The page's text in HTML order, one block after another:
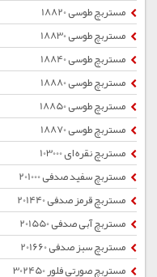
مستربچ طوسی 18820
مستربچ طوسی 18830
مستربچ طوسی 18840
مستربچ طوسی 18880
مستربچ طوسی 18850
مستربچ طوسی 18870
مستربچ نقره ای 103000
مستربچ سفید صدفی 201000
مستربچ قرمز صدفی 201440
مستربچ آبی صدفی 201550
مستربچ سبز صدفی 201660
مستربچ صورتی فلور 302450